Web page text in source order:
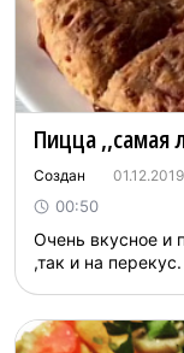
Пицца ,,самая
Создан 01.12.2019
00:50
Очень вкусное и
,так и на